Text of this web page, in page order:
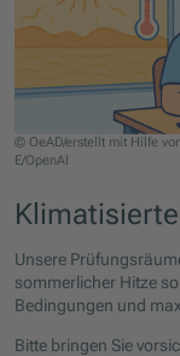
© OeAD/erstellt mit Hilfe
E/OpenAI
Die digitale Illustration
Im Zentrum sitzt ein
Im oberen Bereich des
Darunter der Text:
Das gesamte Bild
Unsere
sommerlicher Hitze
Bedingungen und
Bitte bringen Sie